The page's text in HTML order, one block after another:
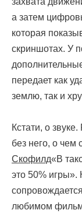
а затем
которая
скриншотах. У
передает как
землю, так и
Кстати, о
без него, о чем
Скофилд«В
это 50% игры».
любимом